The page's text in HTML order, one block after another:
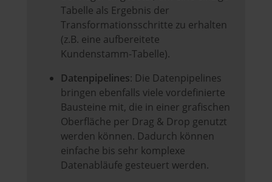
Tabelle als Ergebnis der
Transformationsschritte zu erhalten
(z.B. eine aufbereitete
Kundenstamm-Tabelle).
Datenpipelines: Die Datenpipelines
bringen ebenfalls viele vordefinierte
Bausteine mit, die in einer grafischen
Oberfläche per Drag & Drop genutzt
werden können. Dadurch können
einfache bis sehr komplexe
Datenabläufe gesteuert werden.